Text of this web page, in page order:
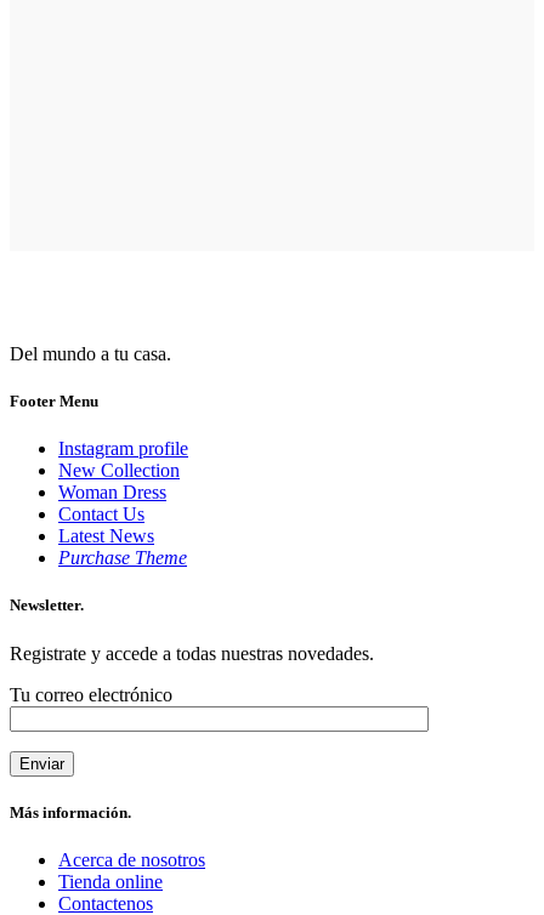
Del mundo a tu casa.
Footer Menu
Instagram profile
New Collection
Woman Dress
Contact Us
Latest News
Purchase Theme
Newsletter.
Registrate y accede a todas nuestras novedades.
Tu correo electrónico
Más información.
Acerca de nosotros
Tienda online
Contactenos